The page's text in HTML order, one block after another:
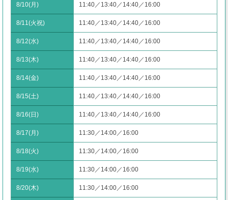
8/10(月) 11:40／13:40／14:40／16:00
8/11(火祝) 11:40／13:40／14:40／16:00
8/12(水) 11:40／13:40／14:40／16:00
8/13(木) 11:40／13:40／14:40／16:00
8/14(金) 11:40／13:40／14:40／16:00
8/15(土) 11:40／13:40／14:40／16:00
8/16(日) 11:40／13:40／14:40／16:00
8/17(月) 11:30／14:00／16:00
8/18(火) 11:30／14:00／16:00
8/19(水) 11:30／14:00／16:00
8/20(木) 11:30／14:00／16:00